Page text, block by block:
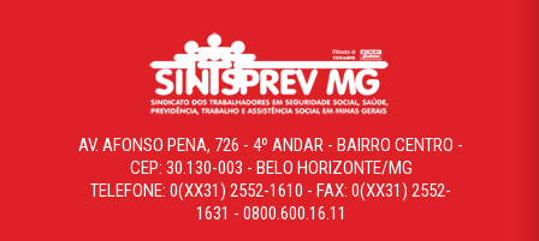
AV. AFONSO PENA, 726 - 4º ANDAR - BAIRRO CENTRO -
CEP: 30.130-003 - BELO HORIZONTE/MG
TELEFONE: 0(XX31) 2552-1610 - FAX: 0(XX31) 2552-
1631 - 0800.600.16.11